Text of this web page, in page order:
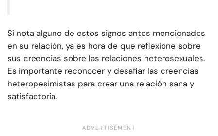
Si nota alguno de estos signos antes mencionados
en su relación, ya es hora de que reflexione sobre
sus creencias sobre las relaciones heterosexuales.
Es importante reconocer y desafiar las creencias
heteropesimistas para crear una relación sana y
satisfactoria.